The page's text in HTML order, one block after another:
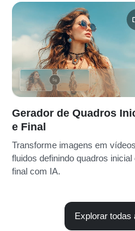
Gerador de Quadros
e Final
Transforme imagens em vídeos
fluidos definindo quadros inicial
final com IA.
Explorar todas